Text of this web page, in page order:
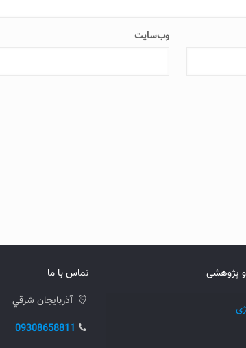
وب‌سایت
پژوهشی
تماس با ما
آذربايجان شرقي
09308658811